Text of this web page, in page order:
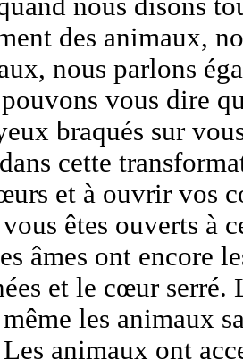
nous disons
des animaux,
nous parlons
vous dire
braqués sur
cette
et à ouvrir vos
êtes ouverts à
âmes ont encore
et le cœur serré.
les animaux
animaux ont